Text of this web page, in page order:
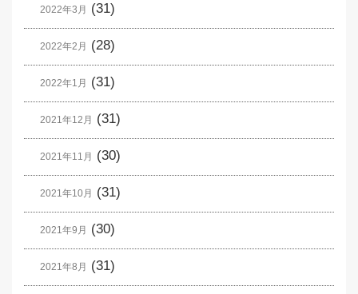
2022年3月 (31)
2022年2月 (28)
2022年1月 (31)
2021年12月 (31)
2021年11月 (30)
2021年10月 (31)
2021年9月 (30)
2021年8月 (31)